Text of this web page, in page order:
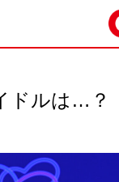
ドルは…？